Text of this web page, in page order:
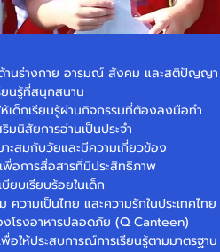
านร่างกาย อารมณ์ สังคม และสติปัญญา
ยนรู้ที่สนุกสนาน
ห้เด็กเรียนรู้ผ่านกิจกรรมที่ต้องลงมือทำ
มนิสัยการอ่านเป็นประจำ
าะสมกับวัยและมีความเกี่ยวข้อง
พื่อการสื่อสารที่มีประสิทธิภาพ
ยบเรียบร้อยในเด็ก
ามเป็นไทย และความรักในประเทศไทย
งโรงอาหารปลอดภัย (Q Canteen)
อให้ประสบการณ์การเรียนรู้ตามมาตรฐาน